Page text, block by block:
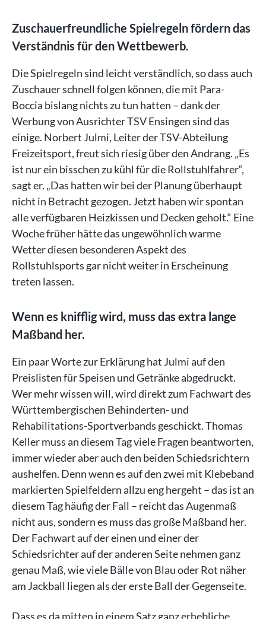
Zuschauerfreundliche Spielregeln fördern das
Verständnis für den Wettbewerb.
Die Spielregeln sind leicht verständlich, so dass auch
Zuschauer schnell folgen können, die mit Para-
Boccia bislang nichts zu tun hatten – dank der
Werbung von Ausrichter TSV Ensingen sind das
einige. Norbert Julmi, Leiter der TSV-Abteilung
Freizeitsport, freut sich riesig über den Andrang. „Es
ist nur ein bisschen zu kühl für die Rollstuhlfahrer“,
sagt er. „Das hatten wir bei der Planung überhaupt
nicht in Betracht gezogen. Jetzt haben wir spontan
alle verfügbaren Heizkissen und Decken geholt.“ Eine
Woche früher hätte das ungewöhnlich warme
Wetter diesen besonderen Aspekt des
Rollstuhlsports gar nicht weiter in Erscheinung
treten lassen.
Wenn es knifflig wird, muss das extra lange
Maßband her.
Ein paar Worte zur Erklärung hat Julmi auf den
Preislisten für Speisen und Getränke abgedruckt.
Wer mehr wissen will, wird direkt zum Fachwart des
Württembergischen Behinderten- und
Rehabilitations-Sportverbands geschickt. Thomas
Keller muss an diesem Tag viele Fragen beantworten,
immer wieder aber auch den beiden Schiedsrichtern
aushelfen. Denn wenn es auf den zwei mit Klebeband
markierten Spielfeldern allzu eng hergeht – das ist an
diesem Tag häufig der Fall – reicht das Augenmaß
nicht aus, sondern es muss das große Maßband her.
Der Fachwart auf der einen und einer der
Schiedsrichter auf der anderen Seite nehmen ganz
genau Maß, wie viele Bälle von Blau oder Rot näher
am Jackball liegen als der erste Ball der Gegenseite.
Dass es da mitten in einem Satz ganz erhebliche